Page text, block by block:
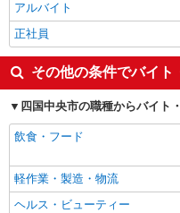
アルバイト
正社員
その他の条件でバイト
四国中央市の職種からバイト
飲食・フード
軽作業・製造・物流
ヘルス・ビューティー